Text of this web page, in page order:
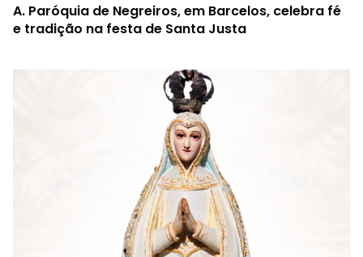
A. Paróquia de Negreiros, em Barcelos, celebra fé
e tradição na festa de Santa Justa